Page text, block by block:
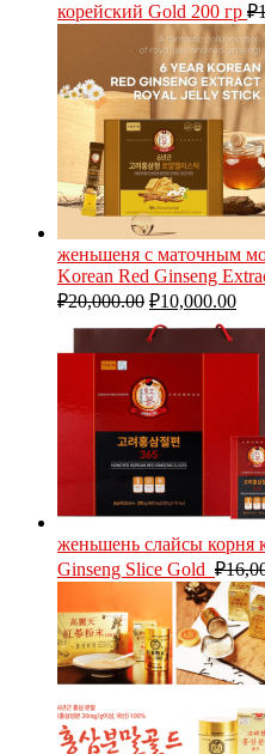
корейский Gold 200 гр ₽
женьшеня с маточным
Korean Red Ginseng
₽20,000.00 ₽10,000.00
женьшень слайсы корня
Ginseng Slice Gold ₽